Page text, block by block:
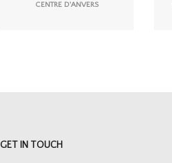
CENTRE D'ANVERS
GET IN TOUCH